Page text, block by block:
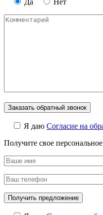
Да Нет
Я даю Cогласие на
Получите свое